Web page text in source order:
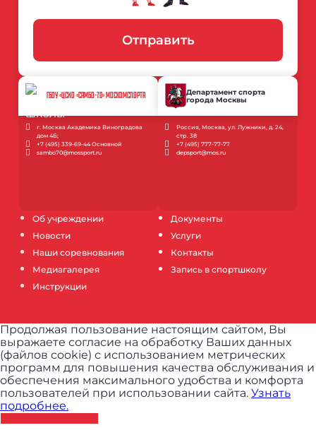
Об учреждении
Новости
Наши соревнования
Медиагалерея
Инструкции
Документы
Услуги
Контакты
Запись в спортшколу
Отправить
ГБОУ «ЦСИО «САМБО-70» МОСКОМСПОРТА
г. Москва Академика Виноградова
дом 4Б;
+7 (495) 339-69-44 Основной
sambo70@mossport.ru
Департамент спорта
города Москвы
Россия, Москва, ул. Лужники, д. 24,
стр. 38
+7 (495) 777-77-77
depsport@mos.ru
Продолжая пользование настоящим сайтом, Вы
выражаете согласие на обработку Ваших данных
(файлов cookie) с использованием метрических
программ для повышения качества обслуживания и
обеспечения максимального удобства и комфорта
пользователей при использовании сайта. Узнать
подробнее.